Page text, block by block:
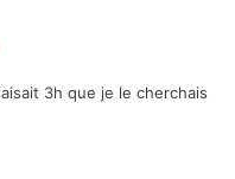
3h que je le cherchais